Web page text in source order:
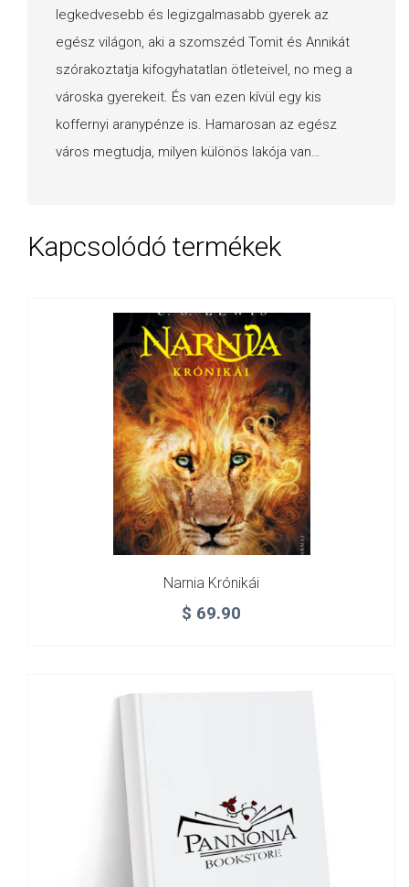
legkedvesebb és legizgalmasabb gyerek az
egész világon, aki a szomszéd Tomit és Annikát
szórakoztatja kifogyhatatlan ötleteivel, no meg a
városka gyerekeit. És van ezen kívül egy kis
koffernyi aranypénze is. Hamarosan az egész
város megtudja, milyen különös lakója van…
Kapcsolódó termékek
Narnia Krónikái
$ 69.90